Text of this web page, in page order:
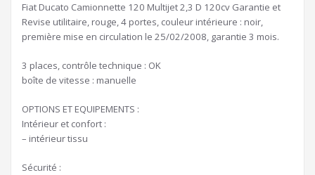
Fiat Ducato Camionnette 120 Multijet 2,3 D 120cv Garantie et
Revise utilitaire, rouge, 4 portes, couleur intérieure : noir,
première mise en circulation le 25/02/2008, garantie 3 mois.
3 places, contrôle technique : OK
boîte de vitesse : manuelle
OPTIONS ET EQUIPEMENTS :
Intérieur et confort :
– intérieur tissu
Sécurité :